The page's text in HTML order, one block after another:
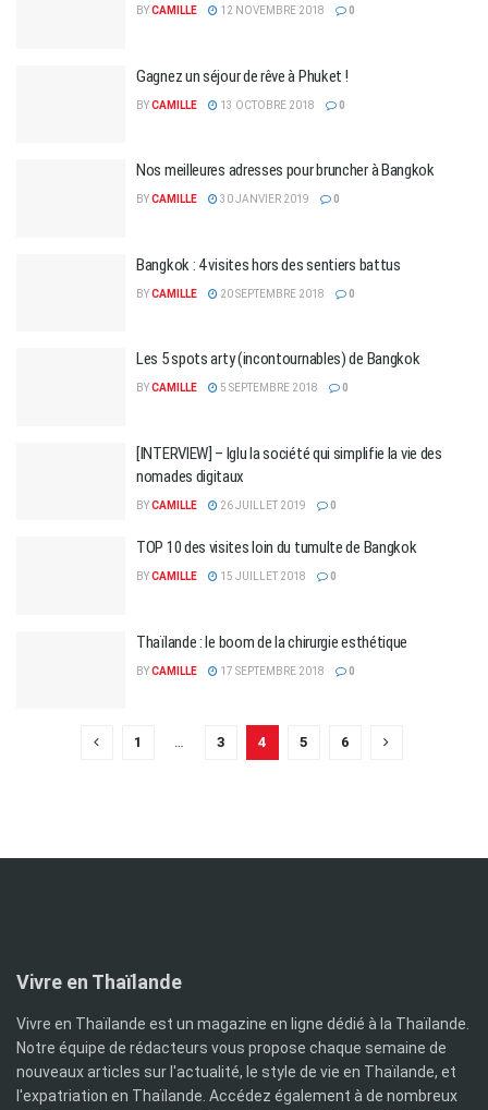
BYCAMILLE 12 NOVEMBRE 2018 0
Gagnez un séjour de rêve à Phuket !
BYCAMILLE 13 OCTOBRE 2018 0
Nos meilleures adresses pour bruncher à Bangkok
BYCAMILLE 30 JANVIER 2019 0
Bangkok : 4 visites hors des sentiers battus
BYCAMILLE 20 SEPTEMBRE 2018 0
Les 5 spots arty (incontournables) de Bangkok
BYCAMILLE 5 SEPTEMBRE 2018 0
[INTERVIEW] – Iglu la société qui simplifie la vie des
nomades digitaux
BYCAMILLE 26 JUILLET 2019 0
TOP 10 des visites loin du tumulte de Bangkok
BYCAMILLE 15 JUILLET 2018 0
Thaïlande : le boom de la chirurgie esthétique
BYCAMILLE 17 SEPTEMBRE 2018 0
1 … 3 4 5 6
Vivre en Thaïlande
Vivre en Thaïlande est un magazine en ligne dédié à la Thaïlande.
Notre équipe de rédacteurs vous propose chaque semaine de
nouveaux articles sur l'actualité, le style de vie en Thaïlande, et
l'expatriation en Thaïlande. Accédez également à de nombreux